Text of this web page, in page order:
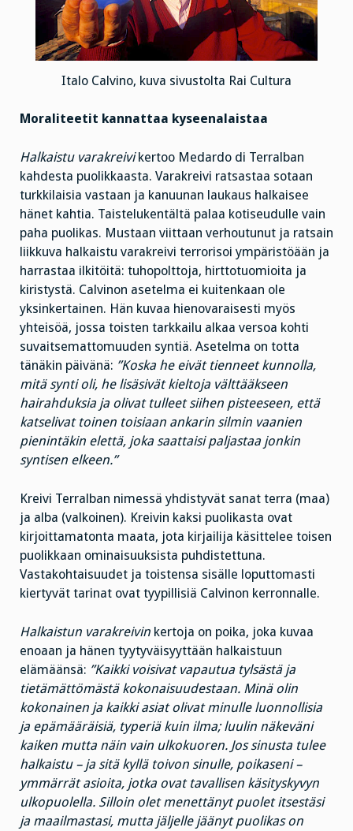
Italo Calvino, kuva sivustolta Rai Cultura
Moraliteetit kannattaa kyseenalaistaa
Halkaistu varakreivikertoo Medardo di Terralban
kahdesta puolikkaasta. Varakreivi ratsastaa sotaan
turkkilaisia vastaan ja kanuunan laukaus halkaisee
hänet kahtia. Taistelukentältä palaa kotiseudulle vain
paha puolikas. Mustaan viittaan verhoutunut ja ratsain
liikkuva halkaistu varakreivi terrorisoi ympäristöään ja
harrastaa ilkitöitä: tuhopolttoja, hirttotuomioita ja
kiristystä. Calvinon asetelma ei kuitenkaan ole
yksinkertainen. Hän kuvaa hienovaraisesti myös
yhteisöä, jossa toisten tarkkailu alkaa versoa kohti
suvaitsemattomuuden syntiä. Asetelma on totta
tänäkin päivänä: ”Koska he eivät tienneet kunnolla,
mitä synti oli, he lisäsivät kieltoja välttääkseen
hairahduksia ja olivat tulleet siihen pisteeseen, että
katselivat toinen toisiaan ankarin silmin vaanien
pienintäkin elettä, joka saattaisi paljastaa jonkin
syntisen elkeen.”
Kreivi Terralban nimessä yhdistyvät sanat terra (maa)
ja alba (valkoinen). Kreivin kaksi puolikasta ovat
kirjoittamatonta maata, jota kirjailija käsittelee toisen
puolikkaan ominaisuuksista puhdistettuna.
Vastakohtaisuudet ja toistensa sisälle loputtomasti
kiertyvät tarinat ovat tyypillisiä Calvinon kerronnalle.
Halkaistun varakreivin kertoja on poika, joka kuvaa
enoaan ja hänen tyytyväisyyttään halkaistuun
elämäänsä: ”Kaikki voisivat vapautua tylsästä ja
tietämättömästä kokonaisuudestaan. Minä olin
kokonainen ja kaikki asiat olivat minulle luonnollisia
ja epämääräisiä, typeriä kuin ilma; luulin näkeväni
kaiken mutta näin vain ulkokuoren. Jos sinusta tulee
halkaistu – ja sitä kyllä toivon sinulle, poikaseni –
ymmärrät asioita, jotka ovat tavallisen käsityskyvyn
ulkopuolella. Silloin olet menettänyt puolet itsestäsi
ja maailmastasi, mutta jäljelle jäänyt puolikas on